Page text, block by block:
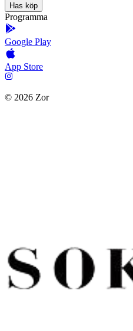
Has köp
Programma
Google Play
App Store
© 2026 Zor